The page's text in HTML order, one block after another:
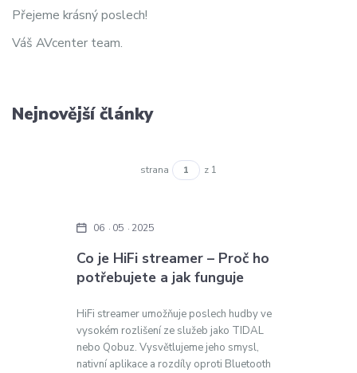
Přejeme krásný poslech!
Váš AVcenter team.
Nejnovější články
strana z 1
Co je HiFi streamer – Proč ho
potřebujete a jak funguje
06 05 2025
HiFi streamer umožňuje poslech hudby ve
vysokém rozlišení ze služeb jako TIDAL
nebo Qobuz. Vysvětlujeme jeho smysl,
nativní aplikace a rozdíly oproti Bluetooth